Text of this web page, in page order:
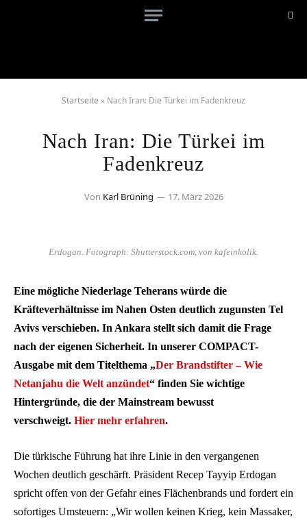
Startseite » Nach Iran: Die Türkei im Fadenkreuz
Nach Iran: Die Türkei im
Fadenkreuz
Von Karl Brüning 17. März 2026
Erdogan. Fotograph: Shutterstock.com, von kafeinkolik.
Eine mögliche Niederlage Teherans würde die
Kräfteverhältnisse im Nahen Osten deutlich zugunsten Tel
Avivs verschieben. In Ankara stellt sich damit die Frage
nach der eigenen Sicherheit. In unserer COMPACT-
Ausgabe mit dem Titelthema „Der Brandstifter – Wie
Netanjahu die Welt anzündet“ finden Sie wichtige
Hintergründe, die der Mainstream bewusst
verschweigt. Hier mehr erfahren.
Die türkische Führung hat ihre Linie in den vergangenen
Wochen deutlich geschärft. Präsident Recep Tayyip Erdogan
spricht offen von der Gefahr eines Flächenbrands und fordert ein
sofortiges Umsteuern: „Wir wollen keinen Krieg, kein Massaker,